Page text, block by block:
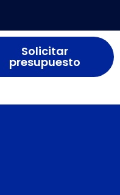
Solicitar
presupuesto